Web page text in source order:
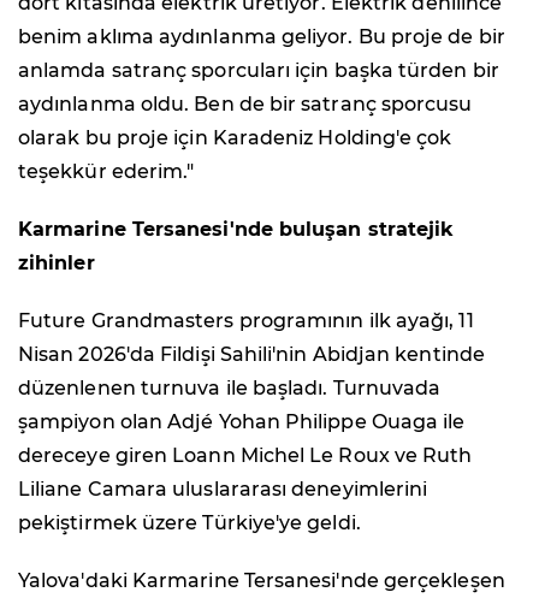
benim aklıma aydınlanma geliyor. Bu proje de bir
anlamda satranç sporcuları için başka türden bir
aydınlanma oldu. Ben de bir satranç sporcusu
olarak bu proje için Karadeniz Holding'e çok
teşekkür ederim."
Karmarine Tersanesi'nde buluşan stratejik
zihinler
Future Grandmasters programının ilk ayağı, 11
Nisan 2026'da Fildişi Sahili'nin Abidjan kentinde
düzenlenen turnuva ile başladı. Turnuvada
şampiyon olan Adjé Yohan Philippe Ouaga ile
dereceye giren Loann Michel Le Roux ve Ruth
Liliane Camara uluslararası deneyimlerini
pekiştirmek üzere Türkiye'ye geldi.
Yalova'daki Karmarine Tersanesi'nde gerçekleşen